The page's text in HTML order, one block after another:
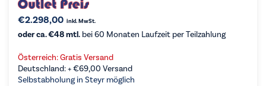
€2.298,00 inkl. MwSt.
oder ca. €48 mtl. bei 60 Monaten Laufzeit per Teilzahlung
Österreich: Gratis Versand
Deutschland: +€69,00 Versand
Selbstabholung in Steyr möglich